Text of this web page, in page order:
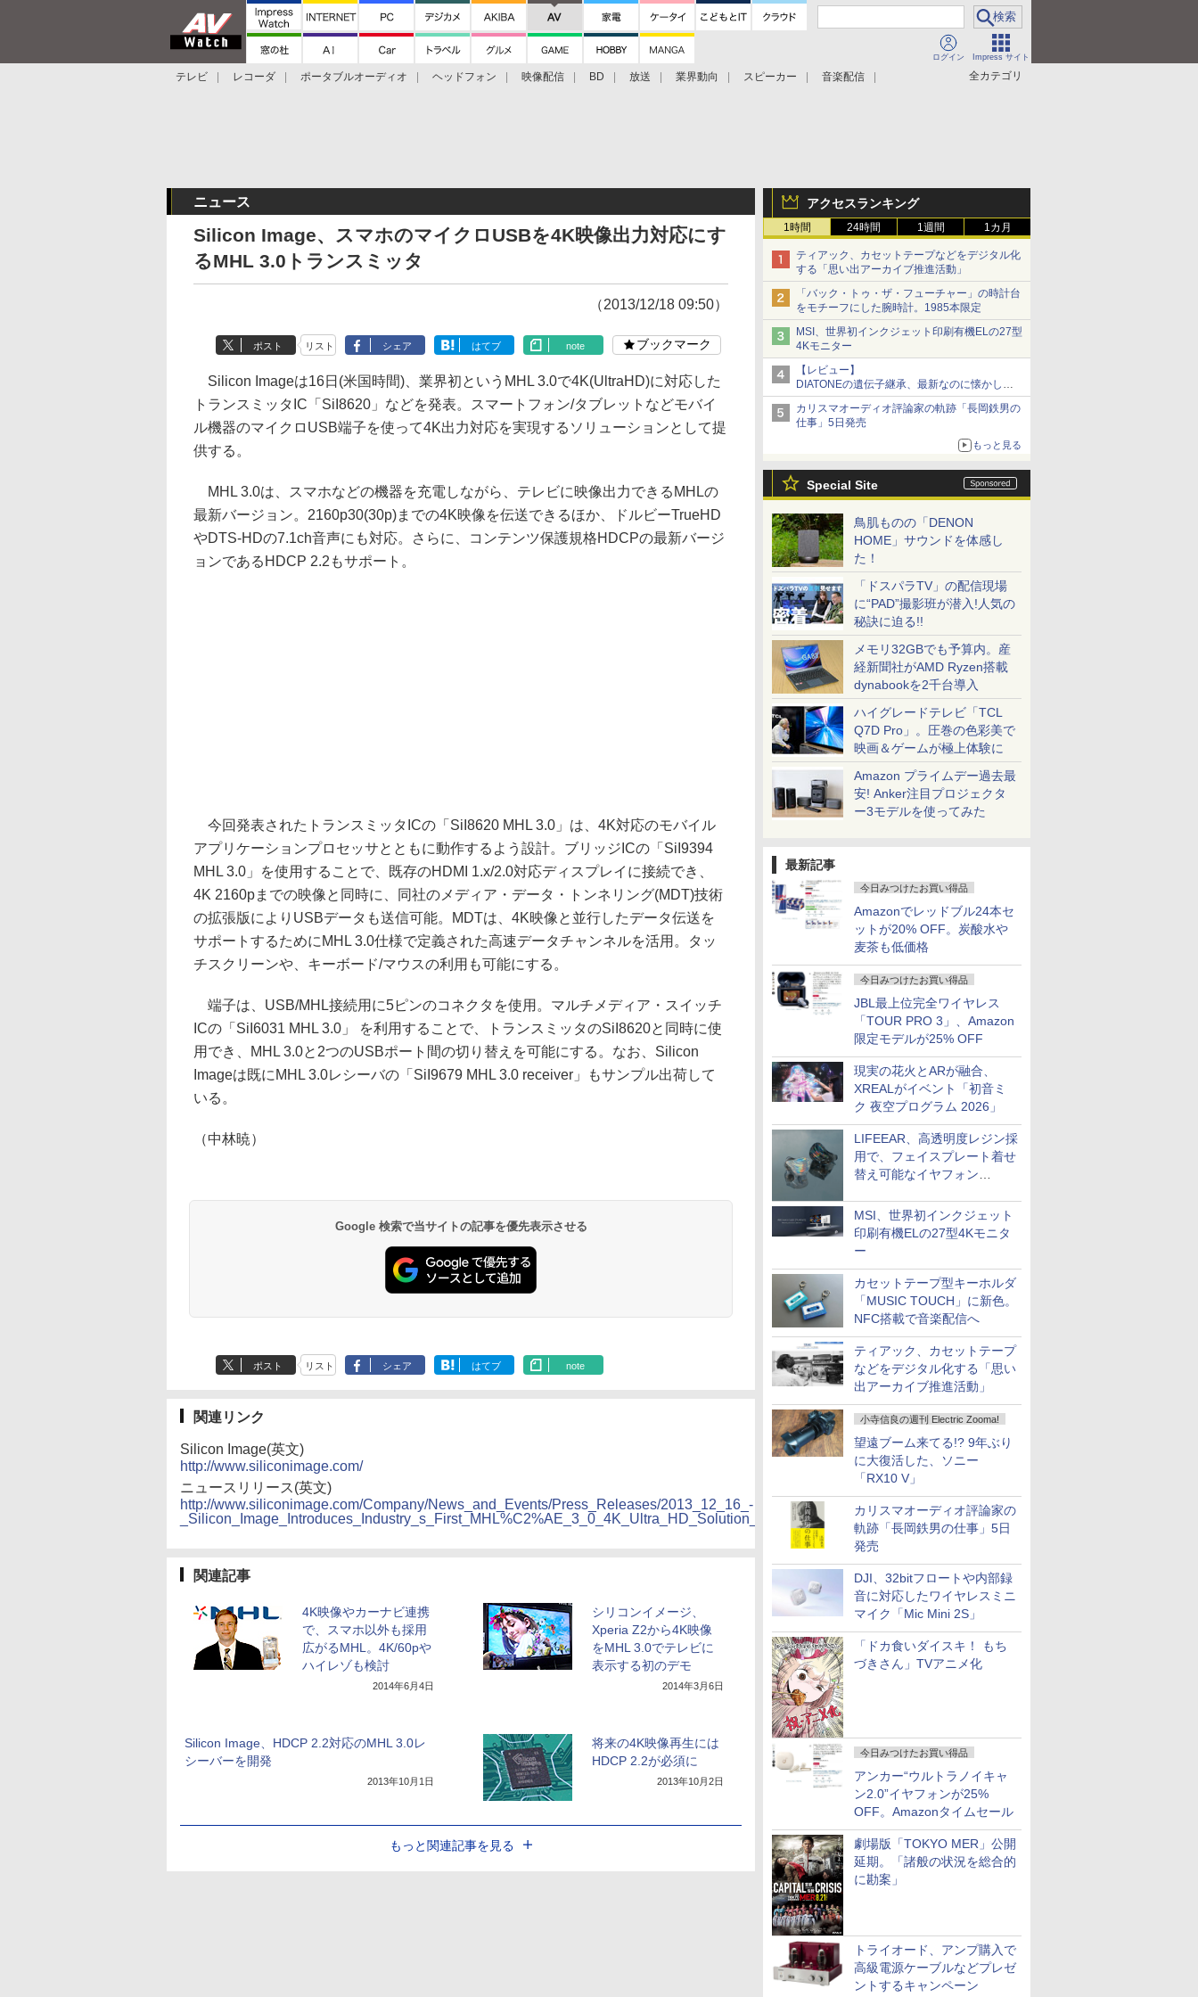
ログイン Impress サイト
全カテゴリ
テレビ レコーダ ポータブルオーディオ ヘッドフォン 映像配信 BD 放送 業界動向 スピーカー
音楽配信
アクセスランキング
1時間 24時間 1週間 1カ月
ティアック、カセットテープなどをデジタル化
する「思い出アーカイブ推進活動」
「バック・トゥ・ザ・フューチャー」の時計台
をモチーフにした腕時計。1985本限定
MSI、世界初インクジェット印刷有機ELの27型
4Kモニター
【レビュー】
DIATONEの遺伝子継承、最新なのに懐かし
い“惚れる音”Tecnologia e Cuore「DS-TC52B」
を聴く
カリスマオーディオ評論家の軌跡「長岡鉄男の
仕事」5日発売
もっと見る
Special Site
鳥肌ものの「DENON
HOME」サウンドを体感し
た！
「ドスパラTV」の配信現場
に“PAD”撮影班が潜入!人気の
秘訣に迫る!!
メモリ32GBでも予算内。産
経新聞社がAMD Ryzen搭載
dynabookを2千台導入
ハイグレードテレビ「TCL
Q7D Pro」。圧巻の色彩美で
映画＆ゲームが極上体験に
Amazon プライムデー過去最
安! Anker注目プロジェクタ
ー3モデルを使ってみた
最新記事
今日みつけたお買い得品
Amazonでレッドブル24本セ
ットが20% OFF。炭酸水や
麦茶も低価格
今日みつけたお買い得品
JBL最上位完全ワイヤレス
「TOUR PRO 3」、Amazon
限定モデルが25% OFF
現実の花火とARが融合、
XREALがイベント「初音ミ
ク 夜空プログラム 2026」
LIFEEAR、高透明度レジン採
用で、フェイスプレート着せ
替え可能なイヤフォン
MSI、世界初インクジェット
印刷有機ELの27型4Kモニタ
ー
カセットテープ型キーホルダ
「MUSIC TOUCH」に新色。
NFC搭載で音楽配信へ
ティアック、カセットテープ
などをデジタル化する「思い
出アーカイブ推進活動」
小寺信良の週刊 Electric Zooma!
望遠ブーム来てる!? 9年ぶり
に大復活した、ソニー
「RX10 V」
カリスマオーディオ評論家の
軌跡「長岡鉄男の仕事」5日
発売
DJI、32bitフロートや内部録
音に対応したワイヤレスミニ
マイク「Mic Mini 2S」
「ドカ食いダイスキ！ もち
づきさん」TVアニメ化
今日みつけたお買い得品
アンカー“ウルトラノイキャ
ン2.0”イヤフォンが25%
OFF。Amazonタイムセール
劇場版「TOKYO MER」公開
延期。「諸般の状況を総合的
に勘案」
トライオード、アンプ購入で
高級電源ケーブルなどプレゼ
ントするキャンペーン
ニュース
Silicon Image、スマホのマイクロUSBを4K映像出力対応にす
るMHL 3.0トランスミッタ
（2013/12/18 09:50）
ポスト リスト シェア はてブ note ブックマーク
Silicon Imageは16日(米国時間)、業界初というMHL 3.0で4K(UltraHD)に対応した
トランスミッタIC「SiI8620」などを発表。スマートフォン/タブレットなどモバイ
ル機器のマイクロUSB端子を使って4K出力対応を実現するソリューションとして提
供する。
MHL 3.0は、スマホなどの機器を充電しながら、テレビに映像出力できるMHLの
最新バージョン。2160p30(30p)までの4K映像を伝送できるほか、ドルビーTrueHD
やDTS-HDの7.1ch音声にも対応。さらに、コンテンツ保護規格HDCPの最新バージ
ョンであるHDCP 2.2もサポート。
今回発表されたトランスミッタICの「SiI8620 MHL 3.0」は、4K対応のモバイル
アプリケーションプロセッサとともに動作するよう設計。ブリッジICの「SiI9394
MHL 3.0」を使用することで、既存のHDMI 1.x/2.0対応ディスプレイに接続でき、
4K 2160pまでの映像と同時に、同社のメディア・データ・トンネリング(MDT)技術
の拡張版によりUSBデータも送信可能。MDTは、4K映像と並行したデータ伝送を
サポートするためにMHL 3.0仕様で定義された高速データチャンネルを活用。タッ
チスクリーンや、キーボード/マウスの利用も可能にする。
端子は、USB/MHL接続用に5ピンのコネクタを使用。マルチメディア・スイッチ
ICの「SiI6031 MHL 3.0」 を利用することで、トランスミッタのSiI8620と同時に使
用でき、MHL 3.0と2つのUSBポート間の切り替えを可能にする。なお、Silicon
Imageは既にMHL 3.0レシーバの「SiI9679 MHL 3.0 receiver」もサンプル出荷して
いる。
（中林暁）
Google 検索で当サイトの記事を優先表示させる
ポスト リスト シェア はてブ note
関連リンク
Silicon Image(英文)
http://www.siliconimage.com/
ニュースリリース(英文)
http://www.siliconimage.com/Company/News_and_Events/Press_Releases/2013_12_16_-
_Silicon_Image_Introduces_Industry_s_First_MHL%C2%AE_3_0_4K_Ultra_HD_Solution_for_Mobile_Devices/
関連記事
4K映像やカーナビ連携
で、スマホ以外も採用
広がるMHL。4K/60pや
ハイレゾも検討
2014年6月4日
シリコンイメージ、
Xperia Z2から4K映像
をMHL 3.0でテレビに
表示する初のデモ
2014年3月6日
Silicon Image、HDCP 2.2対応のMHL 3.0レ
シーバーを開発
2013年10月1日
将来の4K映像再生には
HDCP 2.2が必須に
2013年10月2日
もっと関連記事を見る